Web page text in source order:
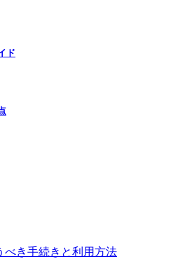
ド
べき手続きと利用方法